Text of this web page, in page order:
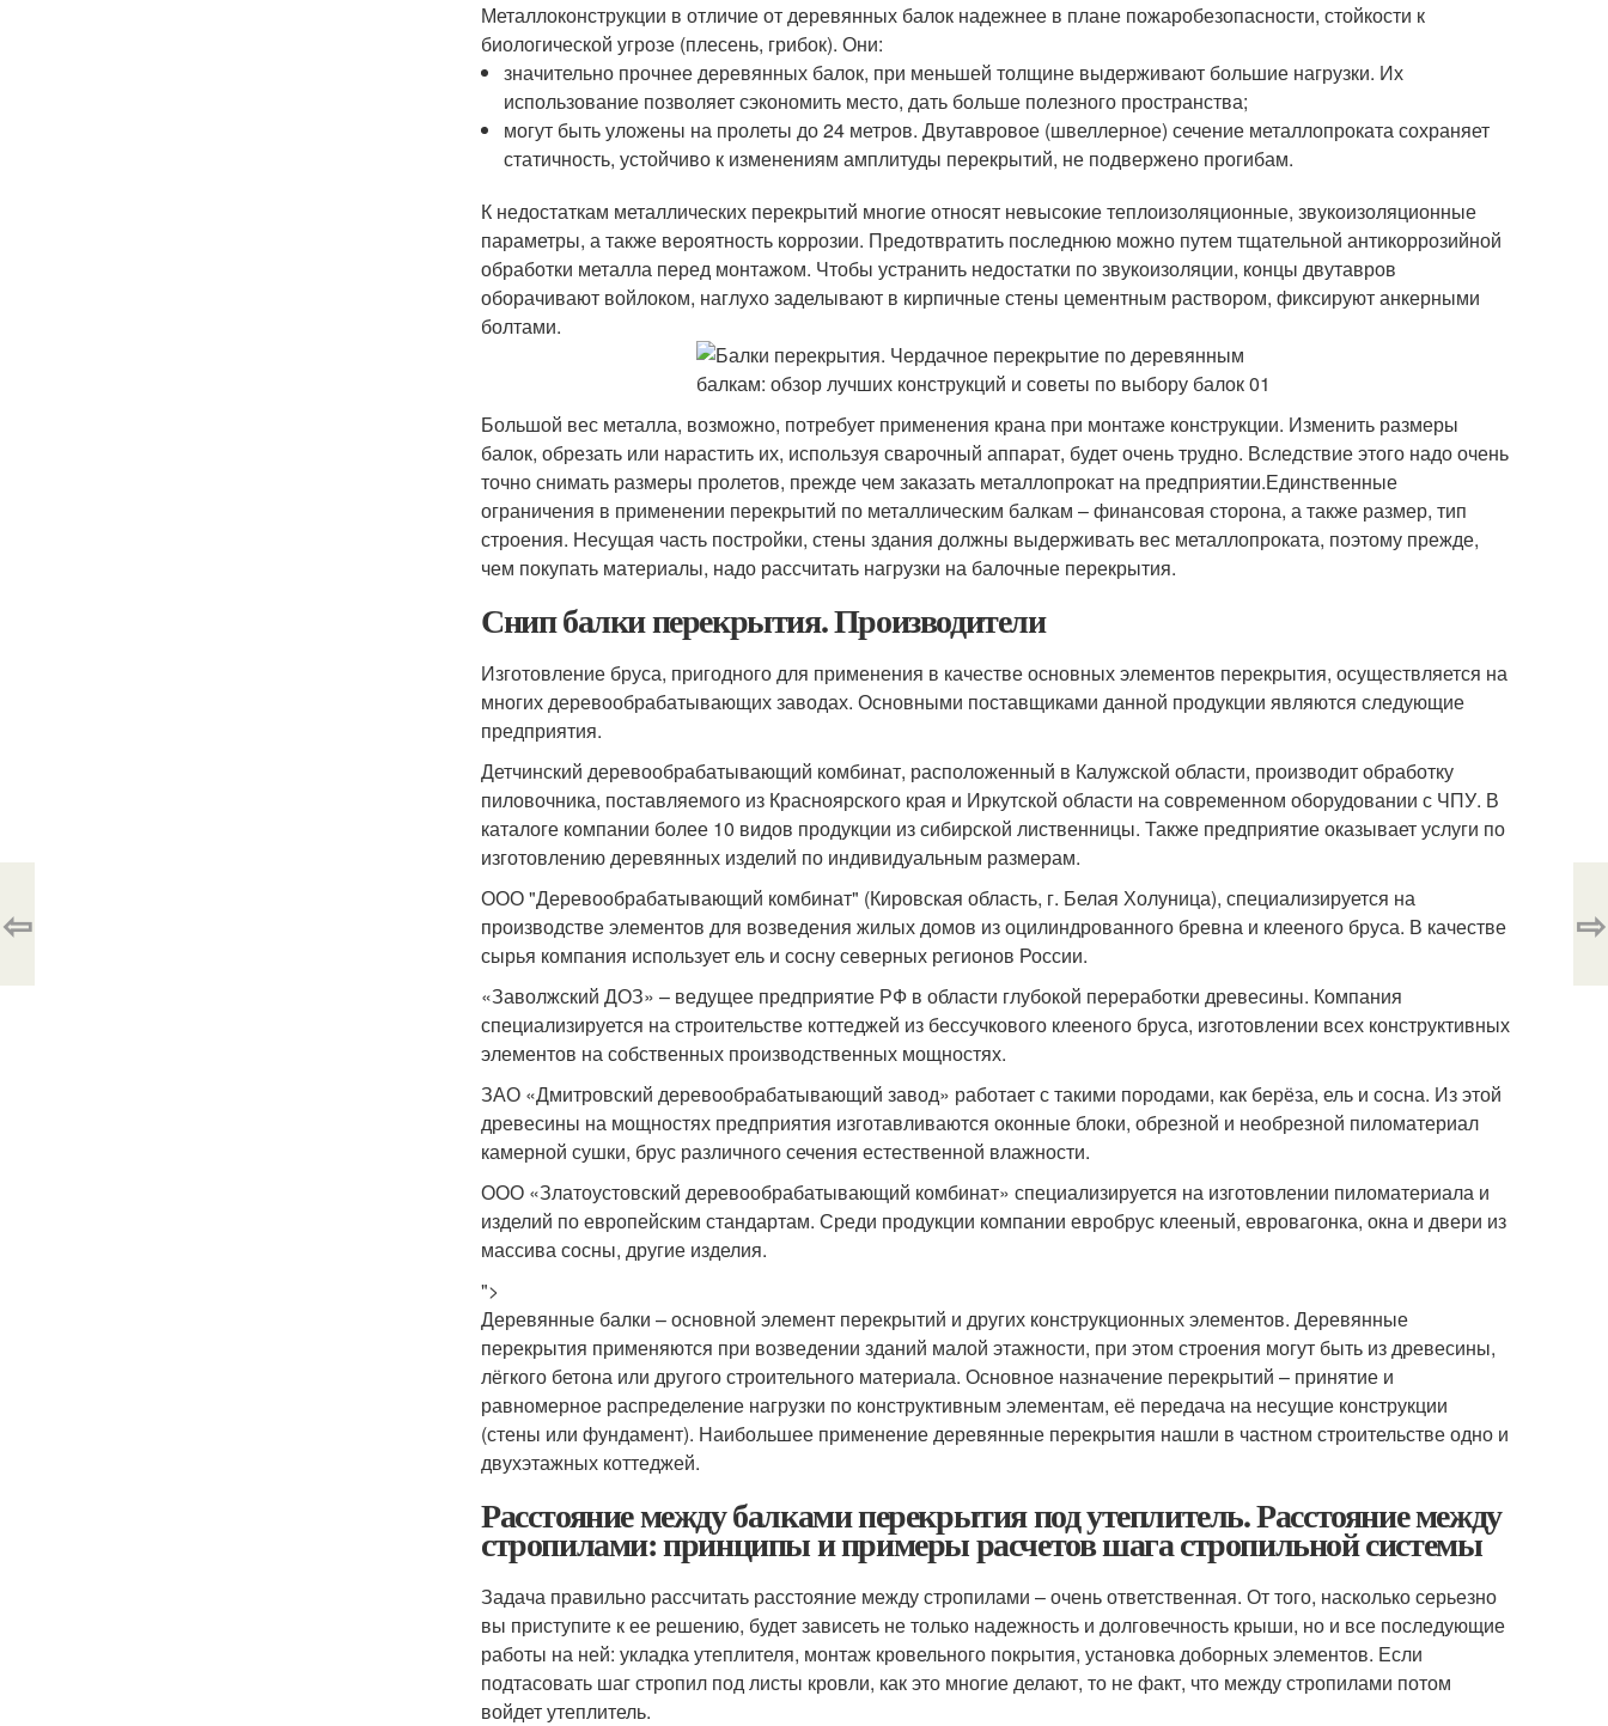
Металлоконструкции в отличие от деревянных балок надежнее в плане пожаробезопасности, стойкости к
биологической угрозе (плесень, грибок). Они:
значительно прочнее деревянных балок, при меньшей толщине выдерживают большие нагрузки. Их
использование позволяет сэкономить место, дать больше полезного пространства;
могут быть уложены на пролеты до 24 метров. Двутавровое (швеллерное) сечение металлопроката сохраняет
статичность, устойчиво к изменениям амплитуды перекрытий, не подвержено прогибам.
К недостаткам металлических перекрытий многие относят невысокие теплоизоляционные, звукоизоляционные
параметры, а также вероятность коррозии. Предотвратить последнюю можно путем тщательной антикоррозийной
обработки металла перед монтажом. Чтобы устранить недостатки по звукоизоляции, концы двутавров
оборачивают войлоком, наглухо заделывают в кирпичные стены цементным раствором, фиксируют анкерными
болтами.
Большой вес металла, возможно, потребует применения крана при монтаже конструкции. Изменить размеры
балок, обрезать или нарастить их, используя сварочный аппарат, будет очень трудно. Вследствие этого надо очень
точно снимать размеры пролетов, прежде чем заказать металлопрокат на предприятии.Единственные
ограничения в применении перекрытий по металлическим балкам – финансовая сторона, а также размер, тип
строения. Несущая часть постройки, стены здания должны выдерживать вес металлопроката, поэтому прежде,
чем покупать материалы, надо рассчитать нагрузки на балочные перекрытия.
Снип балки перекрытия. Производители
Изготовление бруса, пригодного для применения в качестве основных элементов перекрытия, осуществляется на
многих деревообрабатывающих заводах. Основными поставщиками данной продукции являются следующие
предприятия.
Детчинский деревообрабатывающий комбинат, расположенный в Калужской области, производит обработку
пиловочника, поставляемого из Красноярского края и Иркутской области на современном оборудовании с ЧПУ. В
каталоге компании более 10 видов продукции из сибирской лиственницы. Также предприятие оказывает услуги по
изготовлению деревянных изделий по индивидуальным размерам.
ООО "Деревообрабатывающий комбинат" (Кировская область, г. Белая Холуница), специализируется на
производстве элементов для возведения жилых домов из оцилиндрованного бревна и клееного бруса. В качестве
сырья компания использует ель и сосну северных регионов России.
«Заволжский ДОЗ» – ведущее предприятие РФ в области глубокой переработки древесины. Компания
специализируется на строительстве коттеджей из бессучкового клееного бруса, изготовлении всех конструктивных
элементов на собственных производственных мощностях.
ЗАО «Дмитровский деревообрабатывающий завод» работает с такими породами, как берёза, ель и сосна. Из этой
древесины на мощностях предприятия изготавливаются оконные блоки, обрезной и необрезной пиломатериал
камерной сушки, брус различного сечения естественной влажности.
ООО «Златоустовский деревообрабатывающий комбинат» специализируется на изготовлении пиломатериала и
изделий по европейским стандартам. Среди продукции компании евробрус клееный, евровагонка, окна и двери из
массива сосны, другие изделия.
">
Деревянные балки – основной элемент перекрытий и других конструкционных элементов. Деревянные
перекрытия применяются при возведении зданий малой этажности, при этом строения могут быть из древесины,
лёгкого бетона или другого строительного материала. Основное назначение перекрытий – принятие и
равномерное распределение нагрузки по конструктивным элементам, её передача на несущие конструкции
(стены или фундамент). Наибольшее применение деревянные перекрытия нашли в частном строительстве одно и
двухэтажных коттеджей.
Расстояние между балками перекрытия под утеплитель. Расстояние между
стропилами: принципы и примеры расчетов шага стропильной системы
Задача правильно рассчитать расстояние между стропилами – очень ответственная. От того, насколько серьезно
вы приступите к ее решению, будет зависеть не только надежность и долговечность крыши, но и все последующие
работы на ней: укладка утеплителя, монтаж кровельного покрытия, установка доборных элементов. Если
подтасовать шаг стропил под листы кровли, как это многие делают, то не факт, что между стропилами потом
войдет утеплитель.
⇦ ⇨